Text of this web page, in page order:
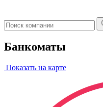
Банкоматы
Показать на карте